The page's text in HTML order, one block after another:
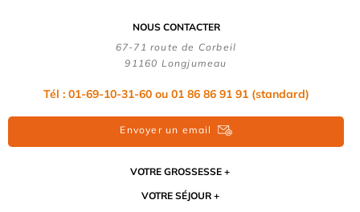
NOUS CONTACTER
67-71 route de Corbeil
91160 Longjumeau
Tél : 01-69-10-31-60 ou 01 86 86 91 91 (standard)
Envoyer un email
VOTRE GROSSESSE
VOTRE SÉJOUR